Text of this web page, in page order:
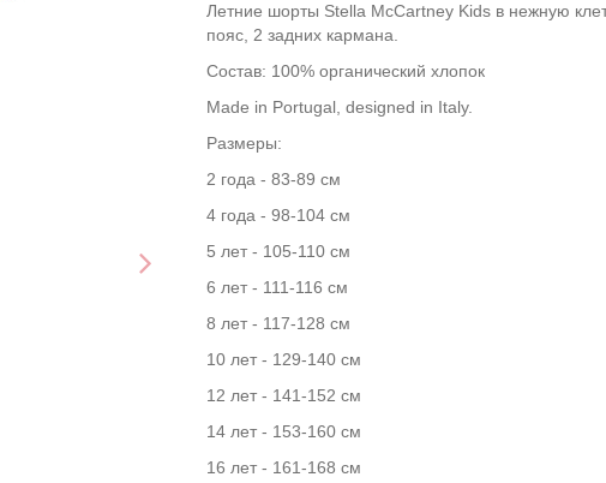
Летние шорты Stella McCartney Kids в нежную
пояс, 2 задних кармана.
Состав: 100% органический хлопок
Made in Portugal, designed in Italy.
Размеры:
2 года - 83-89 см
4 года - 98-104 см
5 лет - 105-110 см
6 лет - 111-116 см
8 лет - 117-128 см
10 лет - 129-140 см
12 лет - 141-152 см
14 лет - 153-160 см
16 лет - 161-168 см